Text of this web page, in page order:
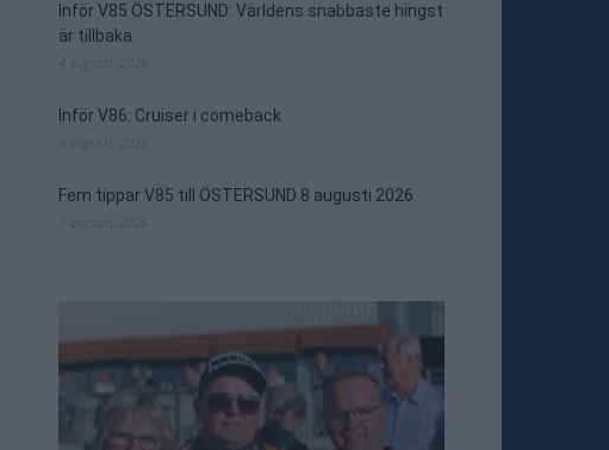
Inför V85 ÖSTERSUND: Världens snabbaste hingst
är tillbaka
Inför V86: Cruiser i comeback
Fem tippar V85 till ÖSTERSUND 8 augusti 2026